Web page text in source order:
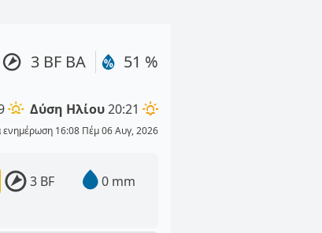
3 BF ΒΑ 51 %
Δύση Ηλίου20:21
ενημέρωση 16:08 Πέμ 06 Αυγ, 2026
3 BF 0 mm